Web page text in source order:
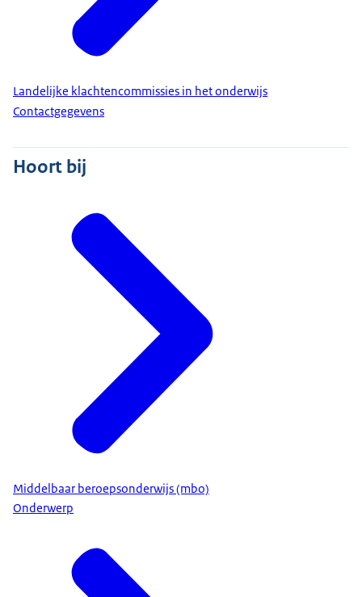
Landelijke klachtencommissies in het onderwijs
Contactgegevens
Hoort bij
Middelbaar beroepsonderwijs (mbo)
Onderwerp